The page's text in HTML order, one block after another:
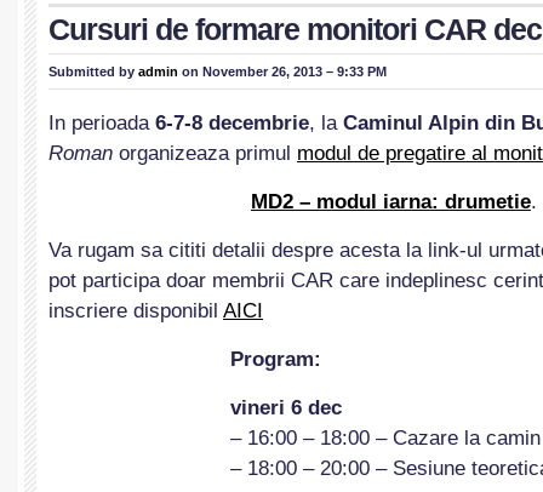
Cursuri de formare monitori CAR
Submitted by admin on November 26, 2013 – 9:33 PM
In perioada 6-7-8 decembrie, la Caminul Alpin din
Roman organizeaza primul modul de pregatire al
MD2 – modul iarna: drumetie.
Va rugam sa cititi detalii despre acesta la link-ul
pot participa doar membrii CAR care indeplinesc
inscriere disponibil AICI
Program:
vineri 6 dec
– 16:00 – 18:00 – Cazare la camin
– 18:00 – 20:00 – Sesiune